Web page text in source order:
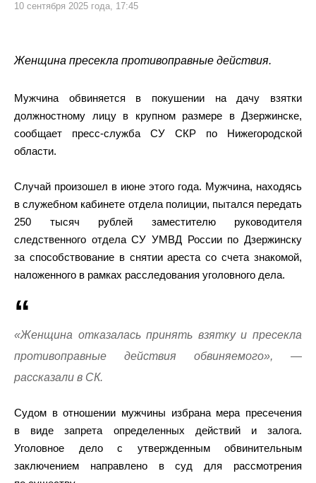
10 сентября 2025 года, 17:45
Женщина пресекла противоправные действия.
Мужчина обвиняется в покушении на дачу взятки
должностному лицу в крупном размере в Дзержинске,
сообщает пресс-служба СУ СКР по Нижегородской
области.
Случай произошел в июне этого года. Мужчина, находясь
в служебном кабинете отдела полиции, пытался передать
250 тысяч рублей заместителю руководителя
следственного отдела СУ УМВД России по Дзержинску
за способствование в снятии ареста со счета знакомой,
наложенного в рамках расследования уголовного дела.
«Женщина отказалась принять взятку и пресекла
противоправные действия обвиняемого», —
рассказали в СК.
Судом в отношении мужчины избрана мера пресечения
в виде запрета определенных действий и залога.
Уголовное дело с утвержденным обвинительным
заключением направлено в суд для рассмотрения